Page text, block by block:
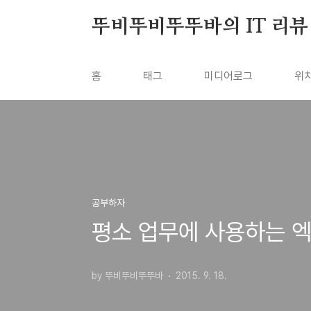
뚜비뚜비뚜뚜바의 IT 리뷰
홈 태그 미디어로그 위
공부하자
평소 업무에 사용하는
by 뚜비뚜비뚜뚜바 2015. 9. 18.